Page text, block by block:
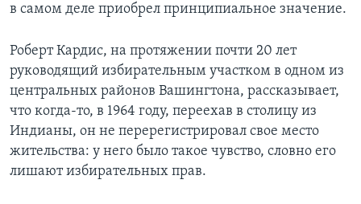
в самом деле приобрел принципиальное значение.
Роберт Кардис, на протяжении почти 20 лет
руководящий избирательным участком в одном из
центральных районов Вашингтона, рассказывает,
что когда-то, в 1964 году, переехав в столицу из
Индианы, он не перерегистрировал свое место
жительства: у него было такое чувство, словно его
лишают избирательных прав.